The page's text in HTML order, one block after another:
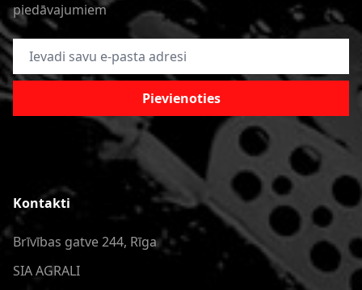
piedāvajumiem
E-pasta adrese
Pievienoties
Kontakti
Brīvības gatve 244, Rīga
SIA AGRALI